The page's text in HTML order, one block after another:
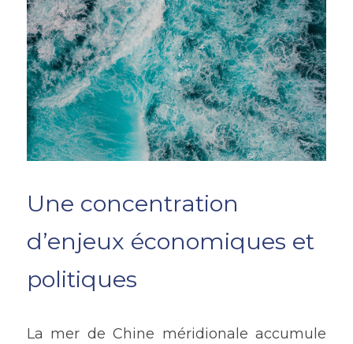
Une concentration
d’enjeux économiques et
politiques
La mer de Chine méridionale accumule